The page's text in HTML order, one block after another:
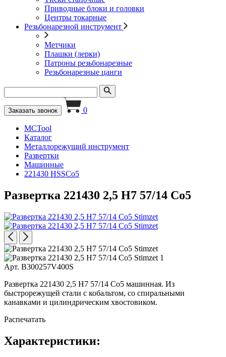
Приводные блоки и головки
Центры токарные
Резьбонарезной инструмент
Метчики
Плашки (лерки)
Патроны резьбонарезные
Резьбонарезные цанги
Заказать звонок 0
MCTool
Каталог
Металлорежущий инструмент
Развертки
Машинные
221430 HSSCo5
Развертка 221430 2,5 H7 57/14 Co5
Арт. B300257V400S
Развертка 221430 2,5 H7 57/14 Co5 машинная. Из
быстрорежущей стали с кобальтом, со спиральными
канавками и цилиндрическим хвостовиком.
Распечатать
Характеристики: